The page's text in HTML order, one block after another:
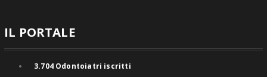
IL PORTALE
3.704Odontoiatri iscritti